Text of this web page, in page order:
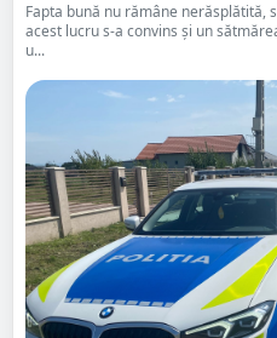
Fapta bună nu rămâne nerăsplătită,
acest lucru s-a convins și un
u...